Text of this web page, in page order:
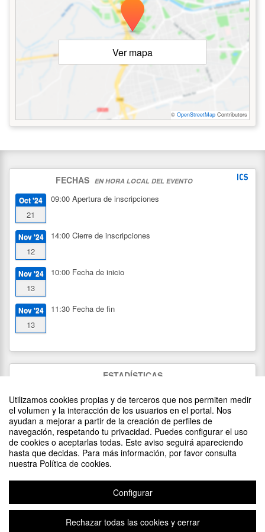
Utilizamos cookies propias y de terceros que nos permiten medir
el volumen y la interacción de los usuarios en el portal. Nos
ayudan a mejorar a partir de la creación de perfiles de
navegación, respetando tu privacidad. Puedes configurar el uso
de cookies o aceptarlas todas. Este aviso seguirá apareciendo
hasta que decidas. Para más información, por favor consulta
nuestra Política de cookies.
Configurar
Rechazar todas las cookies y cerrar
Ver mapa
© OpenStreetMap Contributors
FECHAS EN HORA LOCAL DEL EVENTO
Oct '24
21
09:00 Apertura de inscripciones
Nov '24
12
14:00 Cierre de inscripciones
Nov '24
13
10:00 Fecha de inicio
Nov '24
13
11:30 Fecha de fin
ESTADÍSTICAS
1146visitas
8asistentes(8 confirmados)
DIFUNDE TU EVENTO PONIENDO EL SIGUIENTE CÓDIGO
EN TU SITIO